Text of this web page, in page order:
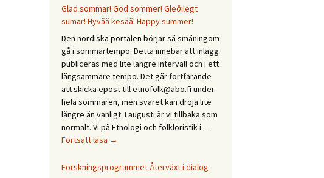
date:
XIII
päivät/
Etnologidagarna
/
Ethnology
Days
2027
Glad sommar! God sommer! Gleðilegt
sumar! Hyvää kesää! Happy summer!
Den nordiska portalen börjar så småningom
gå i sommartempo. Detta innebär att inlägg
publiceras med lite längre intervall och i ett
långsammare tempo. Det går fortfarande
att skicka epost till etnofolk@abo.fi under
hela sommaren, men svaret kan dröja lite
längre än vanligt. I augusti är vi tillbaka som
normalt. Vi på Etnologi och folkloristik i …
Fortsätt läsa Glad
God
→
Forskningsprogrammet Återväxt i dialog